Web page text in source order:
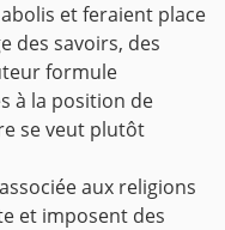
et feraient place
des savoirs, des
formule
à la position de
se veut plutôt
aux religions
et imposent des